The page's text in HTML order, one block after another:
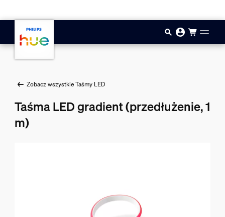
Zobacz wszystkie Taśmy LED
Taśma LED gradient (przedłużenie, 1
m)